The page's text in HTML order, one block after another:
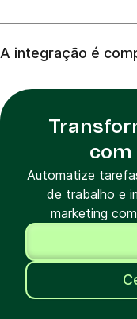
A integração é
com
Automatize
de trabalho e
marketing